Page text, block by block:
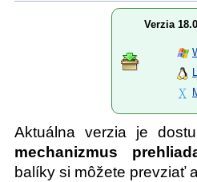
Verzia 18.0
Aktuálna verzia je
mechanizmus
balíky si môžete prevziať